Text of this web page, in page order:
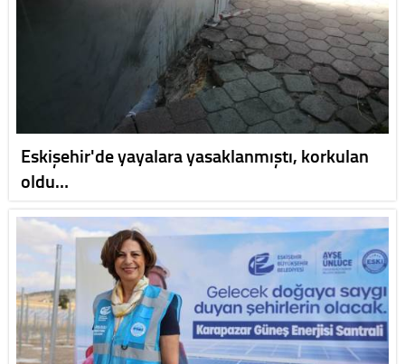
Eskişehir'de yayalara yasaklanmıştı, korkulan
oldu…